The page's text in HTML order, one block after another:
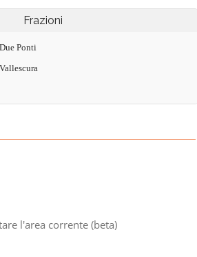
Frazioni
Due Ponti
Vallescura
l'area corrente (beta)